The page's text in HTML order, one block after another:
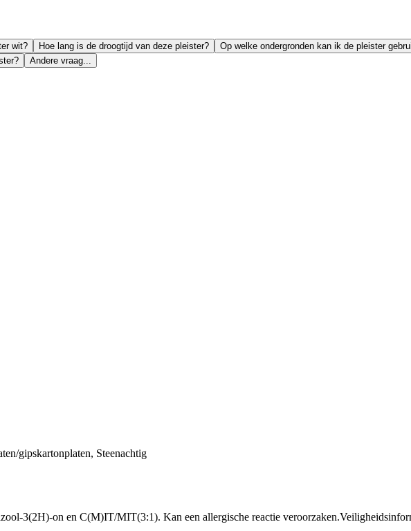
wit? Hoe lang is de droogtijd van deze pleister? Op welke ondergronden kan ik de pleister
Andere vraag...
gipskartonplaten, Steenachtig
3(2H)-on en C(M)IT/MIT(3:1). Kan een allergische reactie veroorzaken.